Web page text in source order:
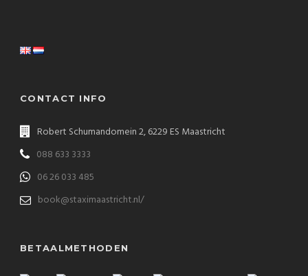
CONTACT INFO
Robert Schumandomein 2, 6229 ES Maastricht
088 633 3333
06 26 033 485
book@staximaastricht.nl/
BETAALMETHODEN